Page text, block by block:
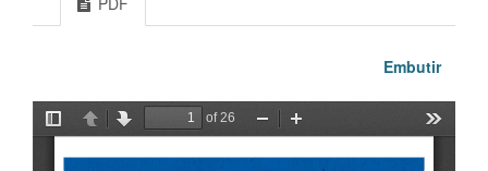
Embutir